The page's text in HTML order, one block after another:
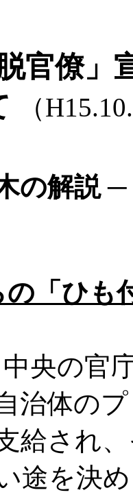
官僚」
（
の解説 ─
の「ひも
央の官
治体の
給され
途を決